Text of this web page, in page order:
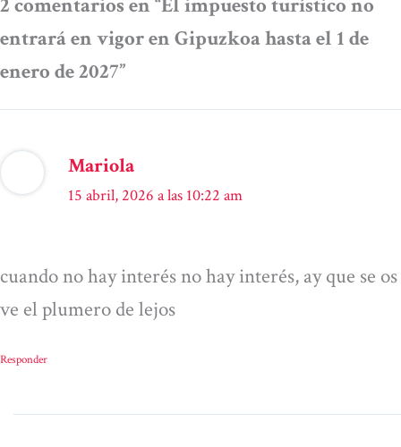
2 comentarios en “El impuesto turístico no
entrará en vigor en Gipuzkoa hasta el 1 de
enero de 2027”
Mariola
15 abril, 2026 a las 10:22 am
cuando no hay interés no hay interés, ay que se os
ve el plumero de lejos
Responder